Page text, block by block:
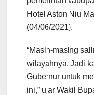
Hotel Aston Niu
(04/06/2021).
“Masih-masing
wilayahnya. Jadi
Gubernur untuk
ini,” ujar Wakil